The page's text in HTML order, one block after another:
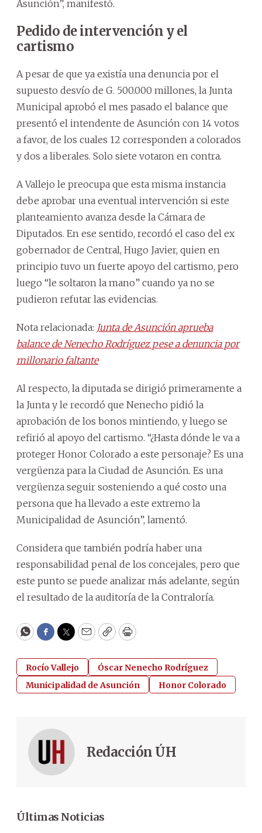
Asunción”, manifestó.
Pedido de intervención y el
cartismo
A pesar de que ya existía una denuncia por el
supuesto desvío de G. 500.000 millones, la Junta
Municipal aprobó el mes pasado el balance que
presentó el intendente de Asunción con 14 votos
a favor, de los cuales 12 corresponden a colorados
y dos a liberales. Solo siete votaron en contra.
A Vallejo le preocupa que esta misma instancia
debe aprobar una eventual intervención si este
planteamiento avanza desde la Cámara de
Diputados. En ese sentido, recordó el caso del ex
gobernador de Central, Hugo Javier, quien en
principio tuvo un fuerte apoyo del cartismo, pero
luego “le soltaron la mano” cuando ya no se
pudieron refutar las evidencias.
Nota relacionada: Junta de Asunción aprueba
balance de Nenecho Rodríguez pese a denuncia por
millonario faltante
Al respecto, la diputada se dirigió primeramente a
la Junta y le recordó que Nenecho pidió la
aprobación de los bonos mintiendo, y luego se
refirió al apoyo del cartismo. “¿Hasta dónde le va a
proteger Honor Colorado a este personaje? Es una
vergüenza para la Ciudad de Asunción. Es una
vergüenza seguir sosteniendo a qué costo una
persona que ha llevado a este extremo la
Municipalidad de Asunción”, lamentó.
Considera que también podría haber una
responsabilidad penal de los concejales, pero que
este punto se puede analizar más adelante, según
el resultado de la auditoría de la Contraloría.
WhatsApp
Facebook
Twitter
EmailCopyPrint
Rocío Vallejo
Óscar Nenecho Rodríguez
Municipalidad de Asunción
Honor Colorado
Redacción ÚH
Últimas Noticias